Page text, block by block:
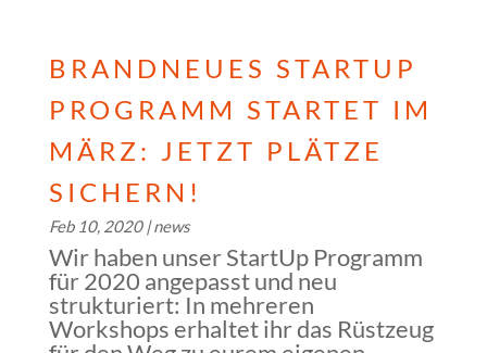
BRANDNEUES STARTUP
PROGRAMM STARTET IM
MÄRZ: JETZT PLÄTZE
SICHERN!
Feb 10, 2020|news
Wir haben unser StartUp Programm
für 2020 angepasst und neu
strukturiert: In mehreren
Workshops erhaltet ihr das Rüstzeug